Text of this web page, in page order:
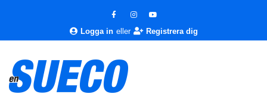
Logga in eller Registrera dig